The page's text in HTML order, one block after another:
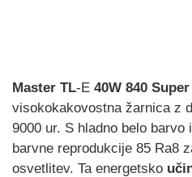
Master TL-E 40W 840 Super
visokokakovostna žarnica z
9000 ur. S hladno belo barvo
barvne reprodukcije 85 Ra8
osvetlitev. Ta energetsko